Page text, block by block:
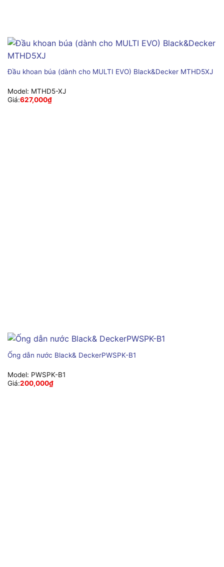
Đầu khoan búa (dành cho MULTI EVO) Black&Decker MTHD5XJ
Model: MTHD5-XJ
Giá:627,000₫
Ống dẫn nước Black& DeckerPWSPK-B1
Model: PWSPK-B1
Giá:200,000₫